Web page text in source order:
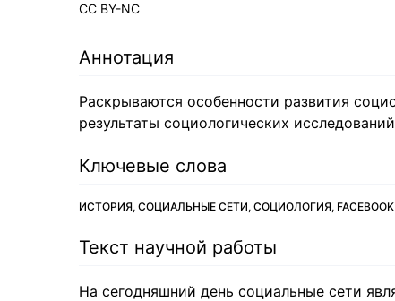
CC BY-NC
Аннотация
Раскрываются особенности развития
результаты социологических
Ключевые слова
ИСТОРИЯ, СОЦИАЛЬНЫЕ СЕТИ, СОЦИОЛОГИЯ, FACEBOOK
Текст научной работы
На сегодняшний день социальные сети